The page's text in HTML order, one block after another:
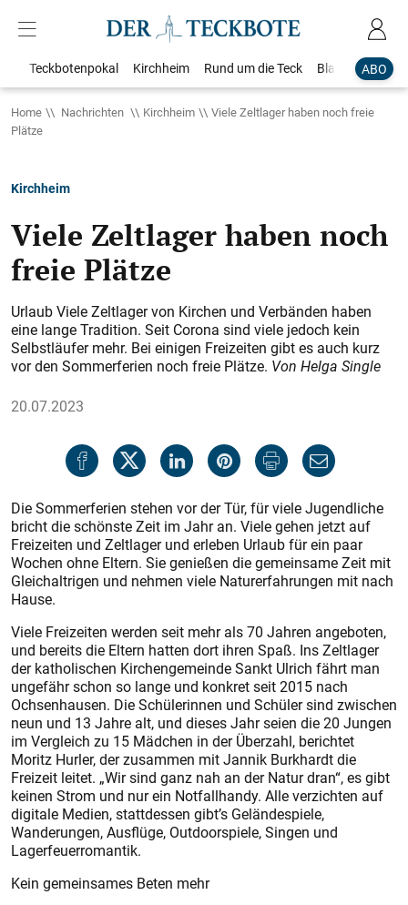
ABO
Teckbotenpokal Kirchheim Rund um die Teck Blaulicht
Home Nachrichten Kirchheim
Viele Zeltlager haben noch freie
Plätze
Kirchheim
Viele Zeltlager haben noch
freie Plätze
Urlaub Viele Zeltlager von Kirchen und Verbänden haben
eine lange Tradition. Seit Corona sind viele jedoch kein
Selbstläufer mehr. Bei einigen Freizeiten gibt es auch kurz
vor den Sommerferien noch freie Plätze. Von Helga Single
20.07.2023
Die Sommerferien stehen vor der Tür, für viele Jugendliche
bricht die schönste Zeit im Jahr an. Viele gehen jetzt auf
Freizeiten und Zeltlager und erleben Urlaub für ein paar
Wochen ohne Eltern. Sie genießen die gemeinsame Zeit mit
Gleichaltrigen und nehmen viele Naturerfahrungen mit nach
Hause.
Viele Freizeiten werden seit mehr als 70 Jahren angeboten,
und bereits die Eltern hatten dort ihren Spaß. Ins Zeltlager
der katholischen Kirchengemeinde Sankt Ulrich fährt man
ungefähr schon so lange und konkret seit 2015 nach
Ochsenhausen. Die Schülerinnen und Schüler sind zwischen
neun und 13 Jahre alt, und dieses Jahr seien die 20 Jungen
im Vergleich zu 15 Mädchen in der Überzahl, berichtet
Moritz Hurler, der zusammen mit Jannik Burkhardt die
Freizeit leitet. „Wir sind ganz nah an der Natur dran“, es gibt
keinen Strom und nur ein Notfallhandy. Alle verzichten auf
digitale Medien, stattdessen gibt’s Geländespiele,
Wanderungen, Ausflüge, Outdoorspiele, Singen und
Lagerfeuerromantik.
Kein gemeinsames Beten mehr